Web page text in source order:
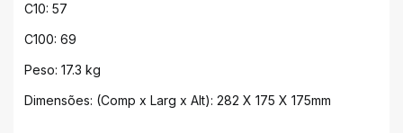
C10: 57
C100: 69
Peso: 17.3 kg
Dimensões: (Comp x Larg x Alt): 282 X 175 X 175mm